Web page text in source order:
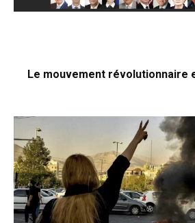
Le mouvement révolutionnaire